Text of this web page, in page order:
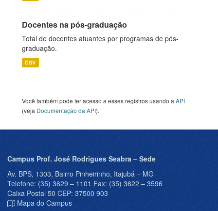
Docentes na pós-graduação
Total de docentes atuantes por programas de pós-
graduação.
CSV
Você também pode ter acesso a esses registros usando a API
(veja Documentação da API).
Campus Prof. José Rodrigues Seabra – Sede
Av. BPS, 1303, Bairro Pinheirinho, Itajubá – MG
Telefone: (35) 3629 – 1101 Fax: (35) 3622 – 3596
Caixa Postal 50 CEP: 37500 903
Mapa do Campus